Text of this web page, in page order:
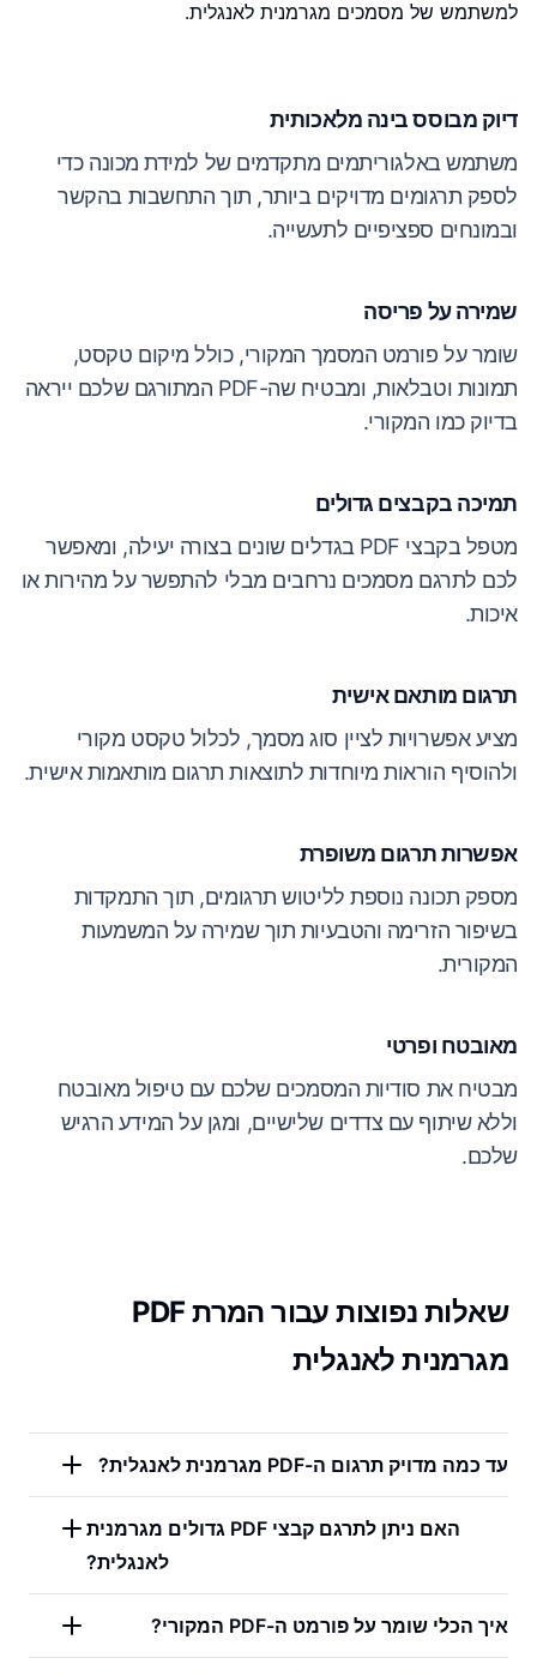
למשתמש של מסמכים מגרמנית לאנגלית.
דיוק מבוסס בינה מלאכותית
משתמש באלגוריתמים מתקדמים של למידת מכונה כדי
לספק תרגומים מדויקים ביותר, תוך התחשבות בהקשר
ובמונחים ספציפיים לתעשייה.
שמירה על פריסה
שומר על פורמט המסמך המקורי, כולל מיקום טקסט,
תמונות וטבלאות, ומבטיח שה-PDF המתורגם שלכם ייראה
בדיוק כמו המקורי.
תמיכה בקבצים גדולים
מטפל בקבצי PDF בגדלים שונים בצורה יעילה, ומאפשר
לכם לתרגם מסמכים נרחבים מבלי להתפשר על מהירות או
איכות.
תרגום מותאם אישית
מציע אפשרויות לציין סוג מסמך, לכלול טקסט מקורי
ולהוסיף הוראות מיוחדות לתוצאות תרגום מותאמות אישית.
אפשרות תרגום משופרת
מספק תכונה נוספת לליטוש תרגומים, תוך התמקדות
בשיפור הזרימה והטבעיות תוך שמירה על המשמעות
המקורית.
מאובטח ופרטי
מבטיח את סודיות המסמכים שלכם עם טיפול מאובטח
וללא שיתוף עם צדדים שלישיים, ומגן על המידע הרגיש
שלכם.
שאלות נפוצות עבור המרת PDF
מגרמנית לאנגלית
עד כמה מדויק תרגום ה-PDF מגרמנית לאנגלית?
האם ניתן לתרגם קבצי PDF גדולים מגרמנית
לאנגלית?
איך הכלי שומר על פורמט ה-PDF המקורי?